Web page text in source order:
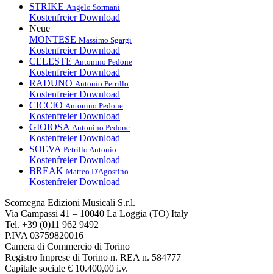
STRIKE Angelo Sormani
Kostenfreier Download
Neue
MONTESE Massimo Sgargi
Kostenfreier Download
CELESTE Antonino Pedone
Kostenfreier Download
RADUNO Antonio Petrillo
Kostenfreier Download
CICCIO Antonino Pedone
Kostenfreier Download
GIOIOSA Antonino Pedone
Kostenfreier Download
SOEVA Petrillo Antonio
Kostenfreier Download
BREAK Matteo D'Agostino
Kostenfreier Download
Scomegna Edizioni Musicali S.r.l.
Via Campassi 41 – 10040 La Loggia (TO) Italy
Tel. +39 (0)11 962 9492
P.IVA 03759820016
Camera di Commercio di Torino
Registro Imprese di Torino n. REA n. 584777
Capitale sociale € 10.400,00 i.v.